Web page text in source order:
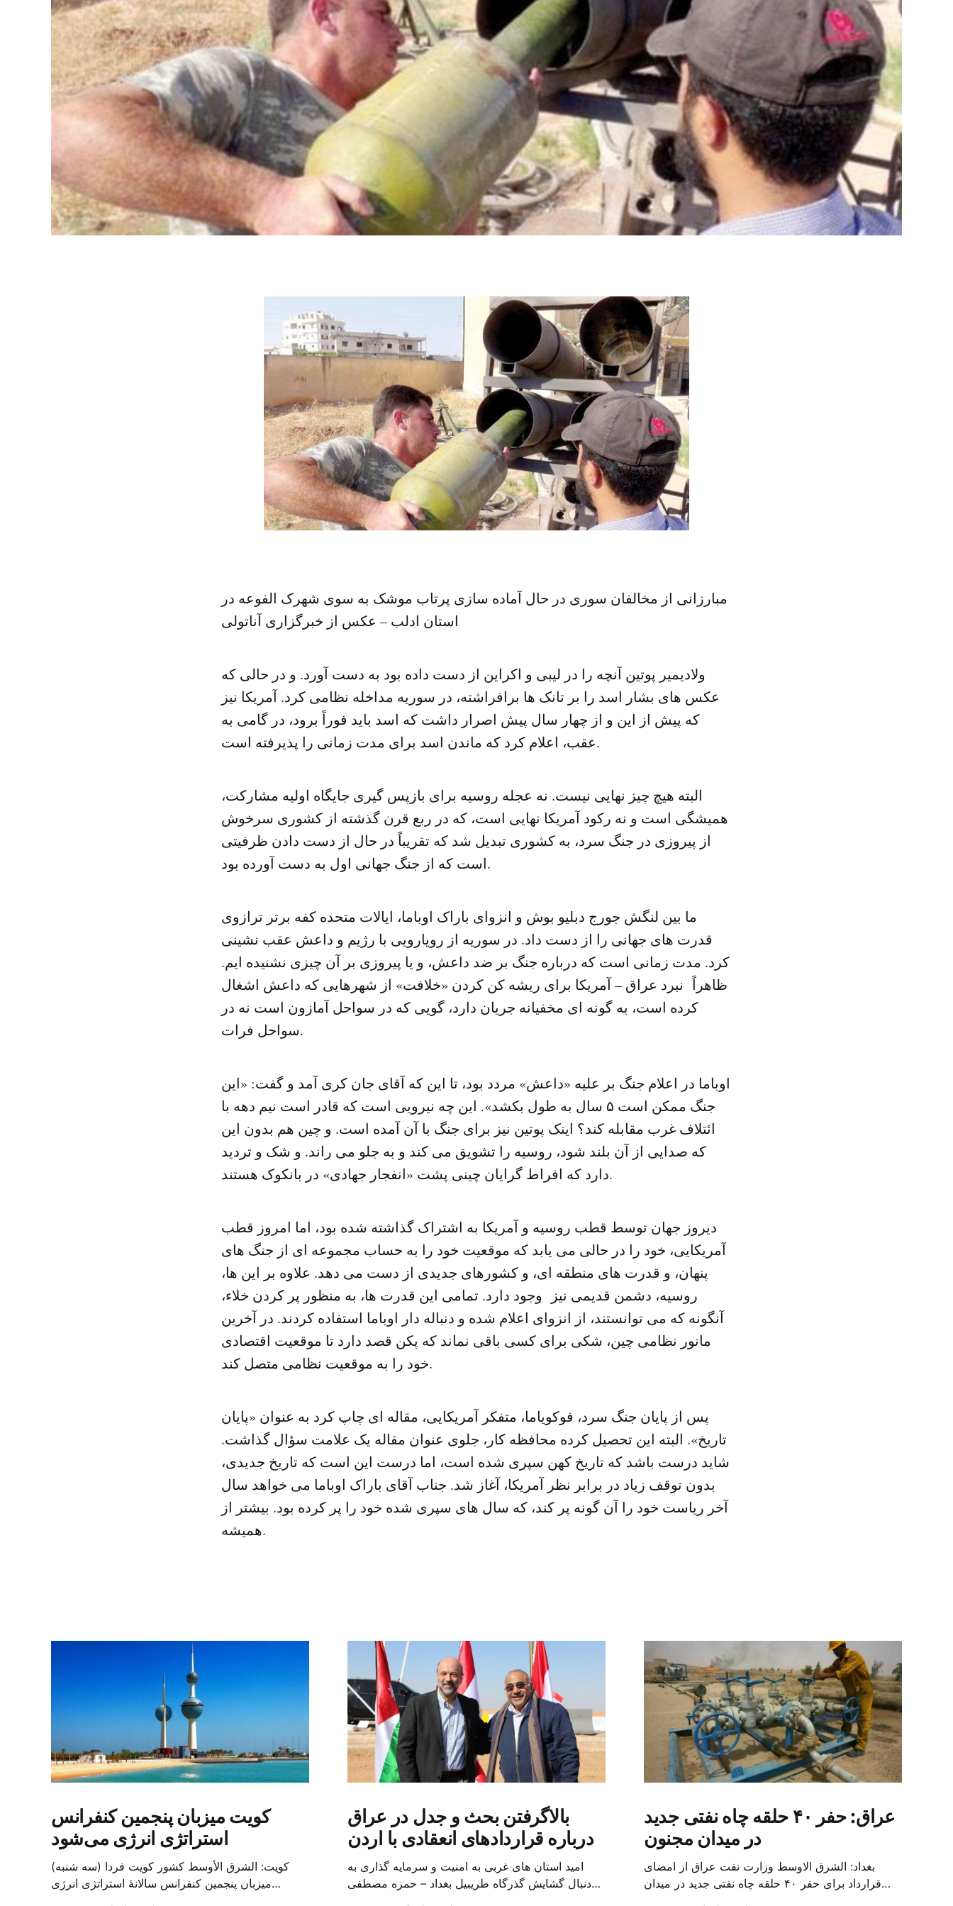
مبارزانی از مخالفان سوری در حال آماده سازی پرتاب موشک به سوی شهرک الفوعه در
استان ادلب – عکس از خبرگزاری آناتولی
ولادیمیر پوتین آنچه را در لیبی و اکراین از دست داده بود به دست آورد. و در حالی که
عکس های بشار اسد را بر تانک ها برافراشته، در سوریه مداخله نظامی کرد. آمریکا نیز
که پیش از این و از چهار سال پیش اصرار داشت که اسد باید فوراً برود، در گامی به
عقب، اعلام کرد که ماندن اسد برای مدت زمانی را پذیرفته است.
البته هیچ چیز نهایی نیست. نه عجله روسیه برای بازپس گیری جایگاه اولیه مشارکت،
همیشگی است و نه رکود آمریکا نهایی است، که در ربع قرن گذشته از کشوری سرخوش
از پیروزی در جنگ سرد، به کشوری تبدیل شد که تقریباً در حال از دست دادن ظرفیتی
است که از جنگ جهانی اول به دست آورده بود.
ما بین لنگش جورج دبلیو بوش و انزوای باراک اوباما، ایالات متحده کفه برتر ترازوی
قدرت های جهانی را از دست داد. در سوریه از رویارویی با رژیم و داعش عقب نشینی
کرد. مدت زمانی است که درباره جنگ بر ضد داعش، و یا پیروزی بر آن چیزی نشنیده ایم.
ظاهراً نبرد عراق – آمریکا برای ریشه کن کردن «خلافت» از شهرهایی که داعش اشغال
کرده است، به گونه ای مخفیانه جریان دارد، گویی که در سواحل آمازون است نه در
سواحل فرات.
اوباما در اعلام جنگ بر علیه «داعش» مردد بود، تا این که آقای جان کری آمد و گفت: «این
جنگ ممکن است ۵ سال به طول بکشد». این چه نیرویی است که قادر است نیم دهه با
ائتلاف غرب مقابله کند؟ اینک پوتین نیز برای جنگ با آن آمده است. و چین هم بدون این
که صدایی از آن بلند شود، روسیه را تشویق می کند و به جلو می راند. و شک و تردید
دارد که افراط گرایان چینی پشت «انفجار جهادی» در بانکوک هستند.
دیروز جهان توسط قطب روسیه و آمریکا به اشتراک گذاشته شده بود، اما امروز قطب
آمریکایی، خود را در حالی می یابد که موقعیت خود را به حساب مجموعه ای از جنگ های
پنهان، و قدرت های منطقه ای، و کشورهای جدیدی از دست می دهد. علاوه بر این ها،
روسیه، دشمن قدیمی نیز وجود دارد. تمامی این قدرت ها، به منظور پر کردن خلاء،
آنگونه که می توانستند، از انزوای اعلام شده و دنباله دار اوباما استفاده کردند. در آخرین
مانور نظامی چین، شکی برای کسی باقی نماند که پکن قصد دارد تا موقعیت اقتصادی
خود را به موقعیت نظامی متصل کند.
پس از پایان جنگ سرد، فوکویاما، متفکر آمریکایی، مقاله ای چاپ کرد به عنوان «پایان
تاریخ». البته این تحصیل کرده محافظه کار، جلوی عنوان مقاله یک علامت سؤال گذاشت.
شاید درست باشد که تاریخ کهن سپری شده است، اما درست این است که تاریخ جدیدی،
بدون توقف زیاد در برابر نظر آمریکا، آغاز شد. جناب آقای باراک اوباما می خواهد سال
آخر ریاست خود را آن گونه پر کند، که سال های سپری شده خود را پر کرده بود. بیشتر از
همیشه.
کویت میزبان پنجمین کنفرانس
استراتژی انرژی می‌شود
کویت: الشرق الأوسط کشور کویت فردا (سه شنبه)
میزبان پنجمین کنفرانس سالانهٔ استراتژی انرژی
بالاگرفتن بحث و جدل در عراق
درباره قراردادهای انعقادی با اردن
امید استان های غربی به امنیت و سرمایه گذاری به
دنبال گشایش گذرگاه طریبیل بغداد – حمزه مصطفی
عراق: حفر ۴۰ حلقه چاه نفتی جدید
در میدان مجنون
بغداد: الشرق الاوسط وزارت نفت عراق از امضای
قرارداد برای حفر ۴۰ حلقه چاه نفتی جدید در میدان